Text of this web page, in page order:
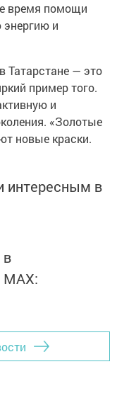
время помощи
энергию и
Татарстане — это
пример того.
и
«Золотые
новые краски.
интересным в
в
MАХ: